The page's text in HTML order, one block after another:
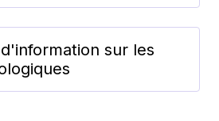
sur les